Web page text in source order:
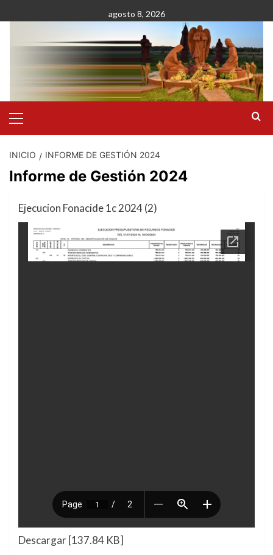
al
agosto 8, 2026
primario
INICIO INFORME DE GESTIÓN 2024
Informe de Gestión 2024
Ejecucion Fonacide 1c 2024 (2)
Descargar [137.84 KB]